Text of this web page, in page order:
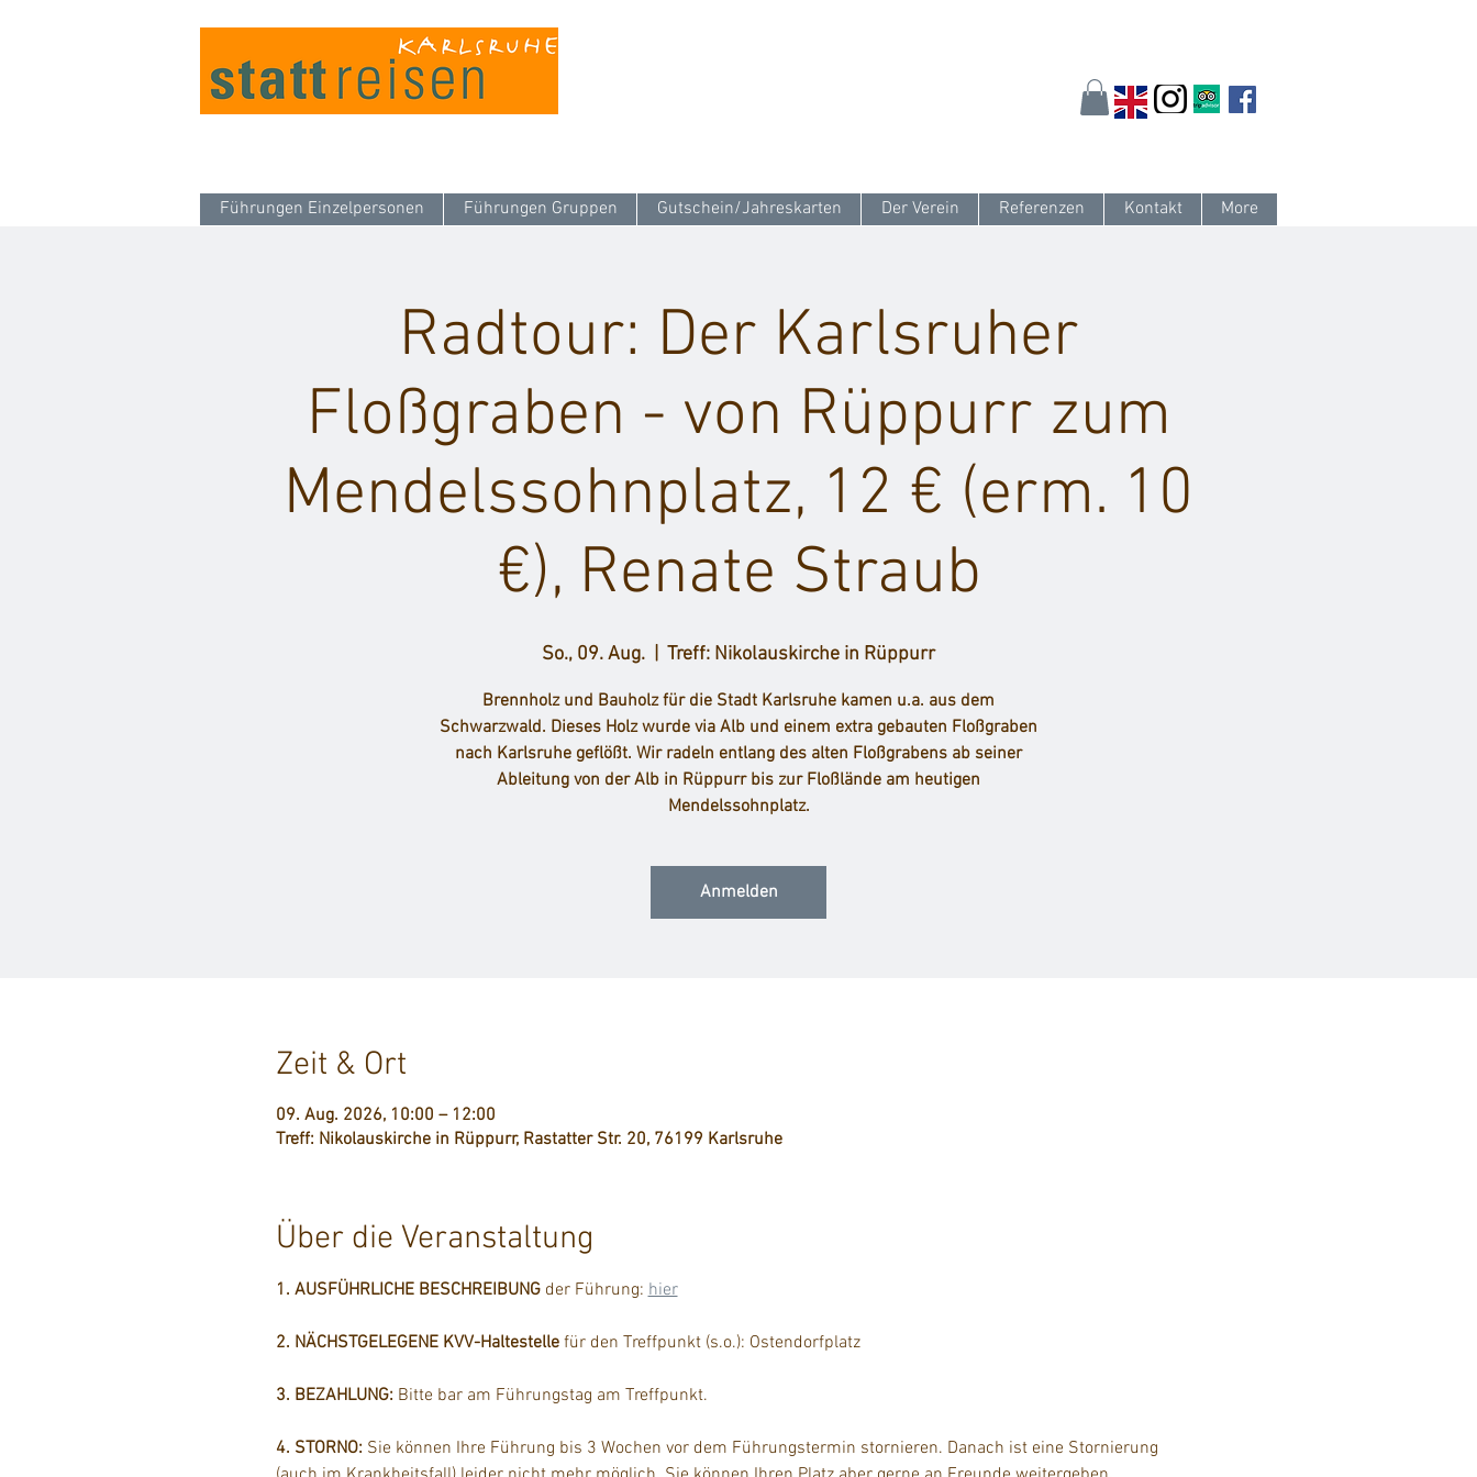
Führungen Einzelpersonen Führungen Gruppen Gutschein/Jahreskarten Der Verein Referenzen Kontakt More
Radtour: Der Karlsruher
Floßgraben - von Rüppurr zum
Mendelssohnplatz, 12 € (erm. 10
€), Renate Straub
So., 09. Aug. Treff: Nikolauskirche in Rüppurr
Brennholz und Bauholz für die Stadt Karlsruhe kamen u.a. aus dem
Schwarzwald. Dieses Holz wurde via Alb und einem extra gebauten Floßgraben
nach Karlsruhe geflößt. Wir radeln entlang des alten Floßgrabens ab seiner
Ableitung von der Alb in Rüppurr bis zur Floßlände am heutigen
Mendelssohnplatz.
Anmelden
Zeit & Ort
09. Aug. 2026, 10:00 – 12:00
Treff: Nikolauskirche in Rüppurr, Rastatter Str. 20, 76199 Karlsruhe
Über die Veranstaltung
1. AUSFÜHRLICHE BESCHREIBUNG der Führung: hier
2. NÄCHSTGELEGENE KVV-Haltestelle für den Treffpunkt (s.o.): Ostendorfplatz
3. BEZAHLUNG: Bitte bar am Führungstag am Treffpunkt.
4. STORNO: Sie können Ihre Führung bis 3 Wochen vor dem Führungstermin stornieren. Danach ist eine Stornierung